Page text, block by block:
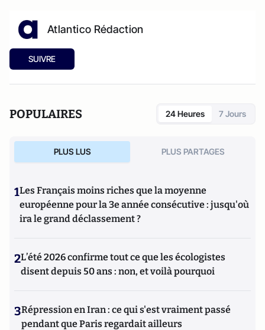
Atlantico Rédaction
SUIVRE
POPULAIRES 24 Heures 7 Jours
PLUS LUS PLUS PARTAGES
1Les Français moins riches que la moyenne
européenne pour la 3e année consécutive : jusqu'où
ira le grand déclassement ?
2L’été 2026 confirme tout ce que les écologistes
disent depuis 50 ans : non, et voilà pourquoi
3Répression en Iran : ce qui s'est vraiment passé
pendant que Paris regardait ailleurs